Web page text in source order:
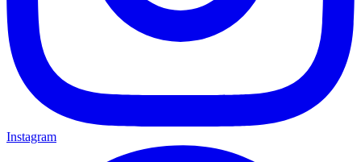
Instagram